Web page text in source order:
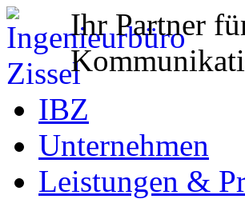
Ihr Partner
IBZ
Unternehmen
Leistungen &